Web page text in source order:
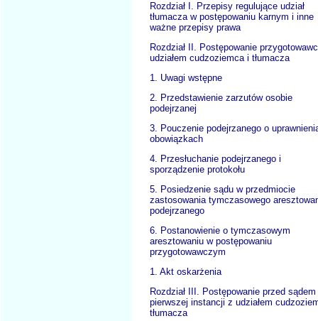
Rozdział I. Przepisy regulujące udział
tłumacza w postępowaniu karnym i inne
ważne przepisy prawa
Rozdział II. Postępowanie
udziałem cudzoziemca i tłumacza
1. Uwagi wstępne
2. Przedstawienie zarzutów osobie
podejrzanej
3. Pouczenie podejrzanego o
obowiązkach
4. Przesłuchanie podejrzanego i
sporządzenie protokołu
5. Posiedzenie sądu w przedmiocie
zastosowania tymczasowego
podejrzanego
6. Postanowienie o tymczasowym
aresztowaniu w postępowaniu
przygotowawczym
1. Akt oskarżenia
Rozdział III. Postępowanie przed sądem
pierwszej instancji z udziałem
tłumacza